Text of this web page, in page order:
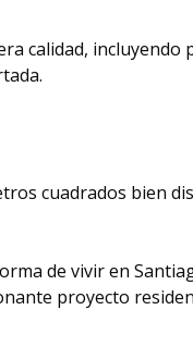
calidad,
cuadrados bien
de vivir en
proyecto